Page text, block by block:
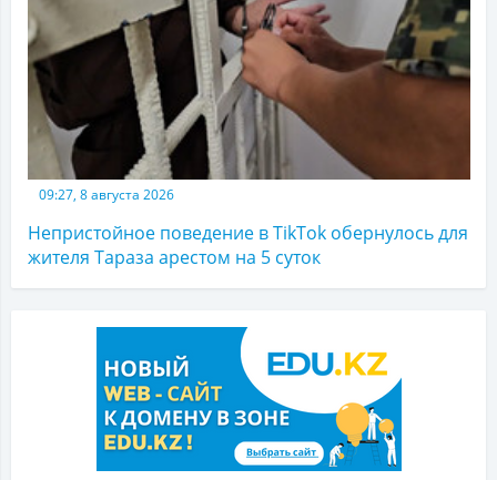
09:27, 8 августа 2026
Непристойное поведение в TikTok обернулось для
жителя Тараза арестом на 5 суток